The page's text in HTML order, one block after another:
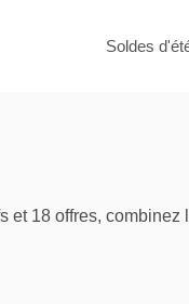
Soldes
et 18 offres, combinez